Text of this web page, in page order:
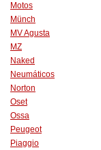
Motos
Münch
MV Agusta
MZ
Naked
Neumáticos
Norton
Oset
Ossa
Peugeot
Piaggio